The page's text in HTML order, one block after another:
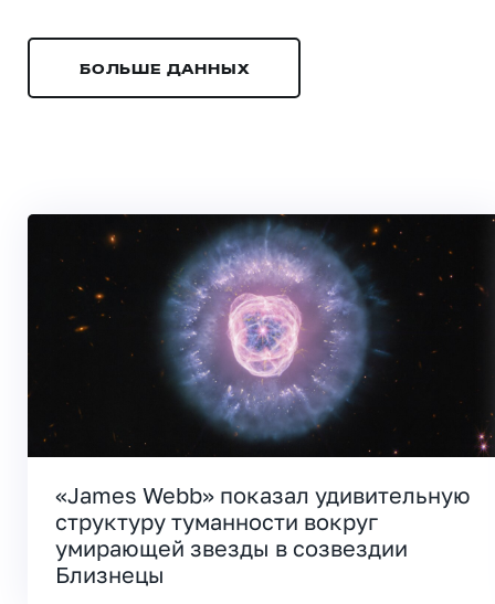
БОЛЬШЕ ДАННЫХ
«James Webb» показал удивительную
структуру туманности вокруг
умирающей звезды в созвездии
Близнецы